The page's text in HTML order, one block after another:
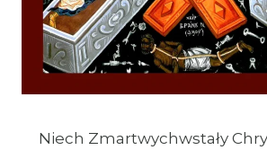
Niech Zmartwychwstały